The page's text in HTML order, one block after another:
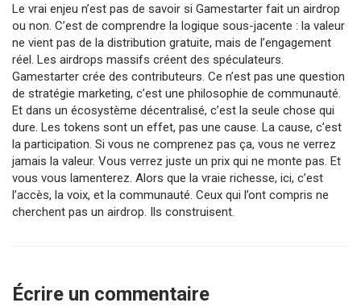
Le vrai enjeu n’est pas de savoir si Gamestarter fait un airdrop
ou non. C’est de comprendre la logique sous-jacente : la valeur
ne vient pas de la distribution gratuite, mais de l’engagement
réel. Les airdrops massifs créent des spéculateurs.
Gamestarter crée des contributeurs. Ce n’est pas une question
de stratégie marketing, c’est une philosophie de communauté.
Et dans un écosystème décentralisé, c’est la seule chose qui
dure. Les tokens sont un effet, pas une cause. La cause, c’est
la participation. Si vous ne comprenez pas ça, vous ne verrez
jamais la valeur. Vous verrez juste un prix qui ne monte pas. Et
vous vous lamenterez. Alors que la vraie richesse, ici, c’est
l’accès, la voix, et la communauté. Ceux qui l’ont compris ne
cherchent pas un airdrop. Ils construisent.
Écrire un commentaire